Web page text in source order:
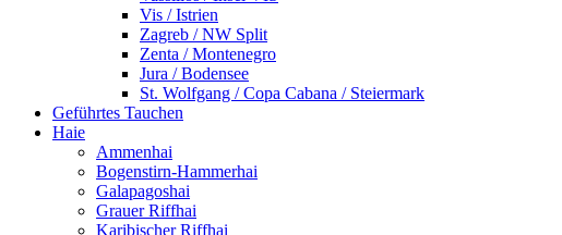
Vis / Istrien
Zagreb / NW Split
Zenta / Montenegro
Jura / Bodensee
St. Wolfgang / Copa Cabana / Steiermark
Geführtes Tauchen
Haie
Ammenhai
Bogenstirn-Hammerhai
Galapagoshai
Grauer Riffhai
Karibischer Riffhai